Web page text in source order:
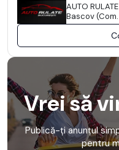
AUTO
Bascov
Vrei să
Publică-ți anunțul
pentru